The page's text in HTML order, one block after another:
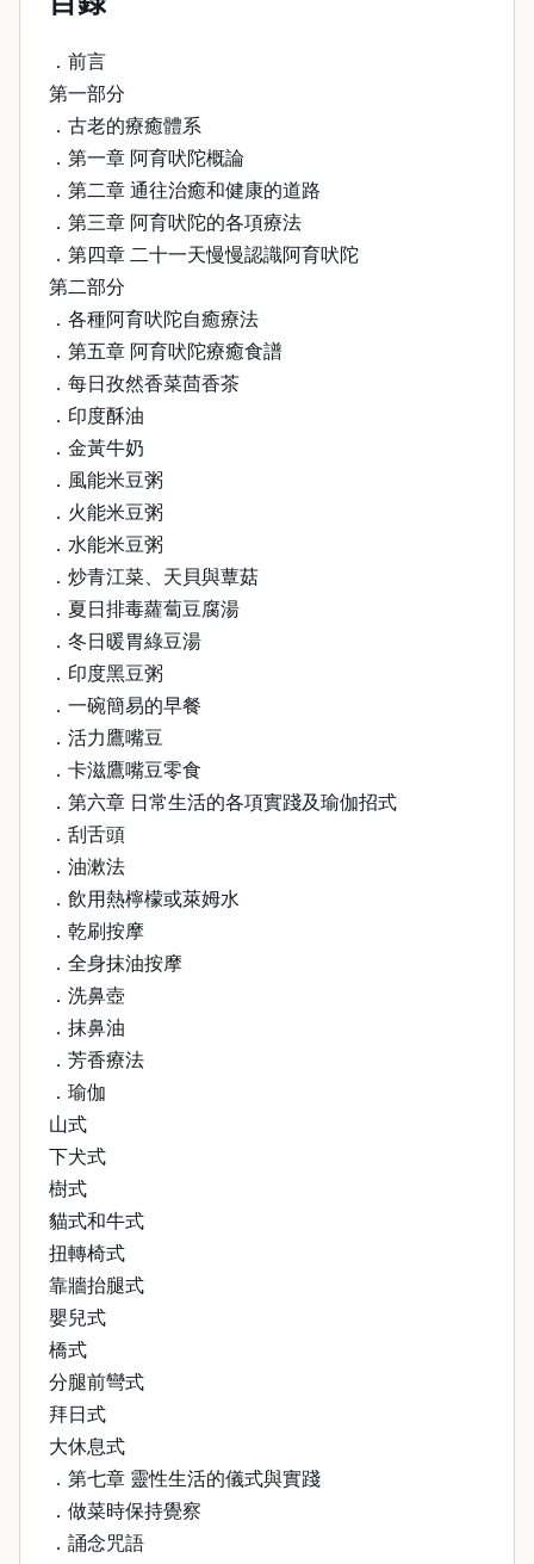
．前言
第一部分
．古老的療癒體系
．第一章 阿育吠陀概論
．第二章 通往治癒和健康的道路
．第三章 阿育吠陀的各項療法
．第四章 二十一天慢慢認識阿育吠陀
第二部分
．各種阿育吠陀自癒療法
．第五章 阿育吠陀療癒食譜
．每日孜然香菜茴香茶
．印度酥油
．金黃牛奶
．風能米豆粥
．火能米豆粥
．水能米豆粥
．炒青江菜、天貝與蕈菇
．夏日排毒蘿蔔豆腐湯
．冬日暖胃綠豆湯
．印度黑豆粥
．一碗簡易的早餐
．活力鷹嘴豆
．卡滋鷹嘴豆零食
．第六章 日常生活的各項實踐及瑜伽招式
．刮舌頭
．油漱法
．飲用熱檸檬或萊姆水
．乾刷按摩
．全身抹油按摩
．洗鼻壺
．抹鼻油
．芳香療法
．瑜伽
山式
下犬式
樹式
貓式和牛式
扭轉椅式
靠牆抬腿式
嬰兒式
橋式
分腿前彎式
拜日式
大休息式
．第七章 靈性生活的儀式與實踐
．做菜時保持覺察
．誦念咒語